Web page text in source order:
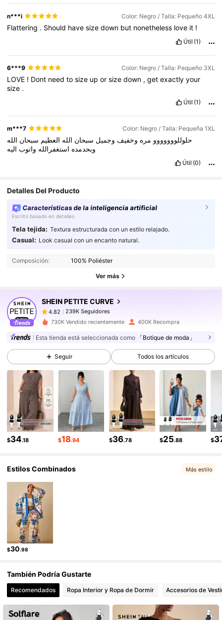
n***i Color: Negro / Talla: Pequeño 4XL
Flattering . Should havesizedown but nonetheless love it !
Útil (1)
6***9 Color: Negro / Talla: Pequeño 3XL
LOVE ! Dont needtosize uporsizedown ,getexactlyyour
size .
Útil (1)
m***7 Color: Negro / Talla: Pequeña 1XL
حلوللووووووو مره وخفيف وجميل سبحان الله العظيم سبحان الله
وبحدمده استغفرالله واتوب اليه
Útil (0)
Detalles Del Producto
Características de la inteligencia artificial
Escrito basado en detalles
Tela tejida: Textura estructurada con un estilo relajado.
Casual: Look casual con un encanto natural.
Composición: 100% Poliéster
Ver más
SHEIN PETITE CURVE
4.82 239K Seguidores
239K Seguidores
4.82 239K Seguidores
4.82 239K Seguidores
239K Seguidores
4.82 239K Seguidores
4.82 239K Seguidores
730K Vendido recientemente 400K Recompra
Esta tienda está seleccionada como 「Botique de moda」
Seguir Todos los artículos
$34.18 $18.94 $36.78 $25.88 $
Estilos Combinados Más estilo
$30.98
También Podría Gustarte
Recomendados Ropa Interior y Ropa de Dormir Accesorios de